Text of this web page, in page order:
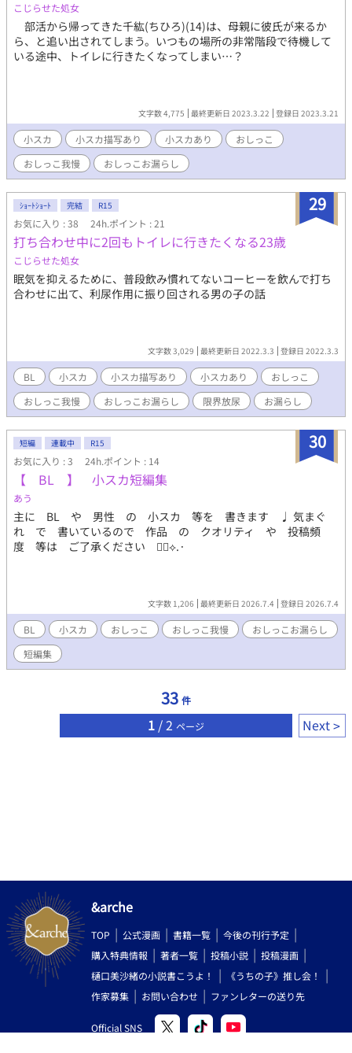
こじらせた処女
部活から帰ってきた千紘(ちひろ)(14)は、母親に彼氏が来るか
ら、と追い出されてしまう。いつもの場所の非常階段で待機して
いる途中、トイレに行きたくなってしまい…？
文字数 4,775 最終更新日 2023.3.22 登録日 2023.3.21
小スカ 小スカ描写あり 小スカあり
おしっこ
おしっこ我慢
おしっこお漏らし
29
ｼｮｰﾄｼｮｰﾄ 完結 R15
お気に入り : 38 24h.ポイント : 21
打ち合わせ中に2回もトイレに行きたくなる23歳
こじらせた処女
眠気を抑えるために、普段飲み慣れてないコーヒーを飲んで打ち
合わせに出て、利尿作用に振り回される男の子の話
文字数 3,029 最終更新日 2022.3.3 登録日 2022.3.3
BL 小スカ 小スカ描写あり 小スカあり
おしっこ
おしっこ我慢
おしっこお漏らし 限界放尿 お漏らし
30
短編 連載中 R15
お気に入り : 3 24h.ポイント : 14
【 BL 】 小スカ短編集
あう
主に BL や 男性 の 小スカ 等を 書きます ♩ 気まぐ
れ で 書いているので 作品 の クオリティ や 投稿頻
度 等は ご了承ください 🙂‍↕️⟡.·
文字数 1,206 最終更新日 2026.7.4 登録日 2026.7.4
BL 小スカ おしっこ おしっこ我慢
おしっこお漏らし
短編集
33 件
1 / 2 ページ Next
&arche
TOP 公式漫画 書籍一覧
今後の刊行予定
購入特典情報
著者一覧 投稿小説
投稿漫画
樋口美沙緒の小説書こうよ！
《うちの子》推し会！
作家募集
お問い合わせ ファンレターの送り先
Official SNS